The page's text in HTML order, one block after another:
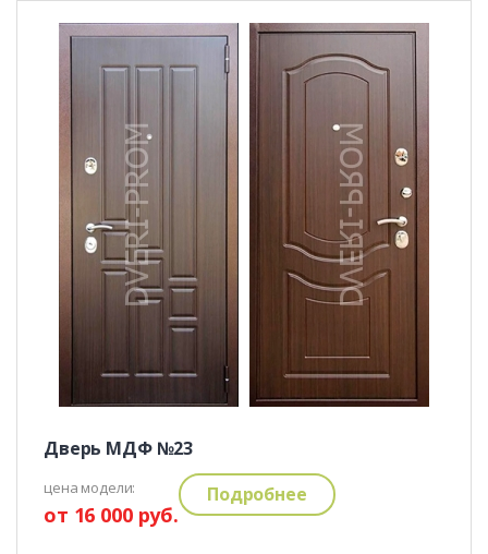
Дверь МДФ №23
цена модели:
от 16 000 руб.
Подробнее